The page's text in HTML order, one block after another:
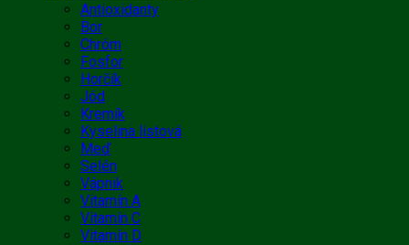
Antioxidanty
Bor
Chróm
Fosfor
Horčík
Jód
Kremík
Kyselina listová
Meď
Selén
Vápnik
Vitamín A
Vitamín C
Vitamín D